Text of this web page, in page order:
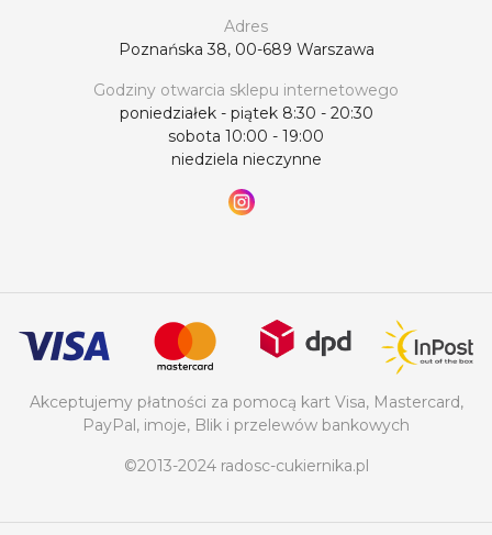
Adres
Poznańska 38, 00-689 Warszawa
Godziny otwarcia sklepu internetowego
poniedziałek - piątek 8:30 - 20:30
sobota 10:00 - 19:00
niedziela nieczynne
Akceptujemy płatności za pomocą kart Visa, Mastercard,
PayPal, imoje, Blik i przelewów bankowych
©2013-2024 radosc-cukiernika.pl